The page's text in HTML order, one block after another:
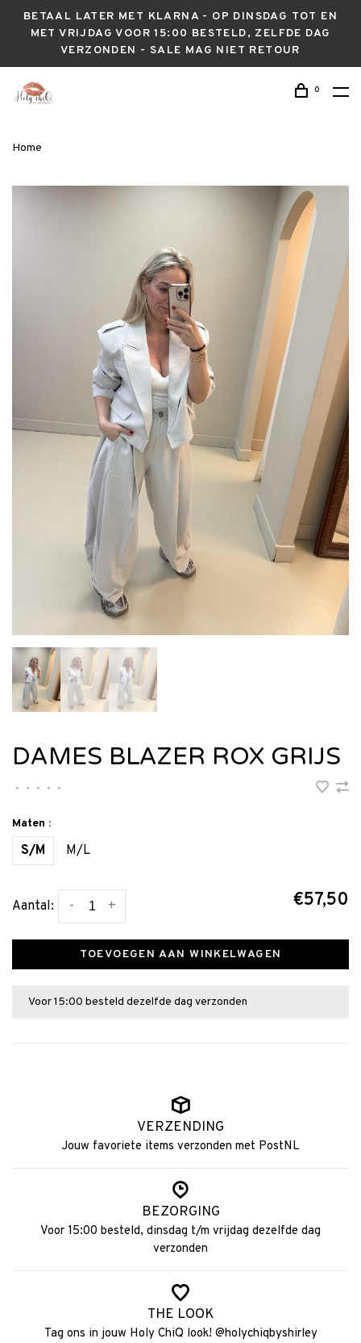
BETAAL LATER MET KLARNA - OP DINSDAG TOT EN
MET VRIJDAG VOOR 15:00 BESTELD, ZELFDE DAG
VERZONDEN - SALE MAG NIET RETOUR
0
Home
DAMES BLAZER ROX GRIJS
• • • • •
Maten :
S/M M/L
Aantal: +
- €57,50
TOEVOEGEN AAN WINKELWAGEN
Voor 15:00 besteld dezelfde dag verzonden
VERZENDING
Jouw favoriete items verzonden met PostNL
BEZORGING
Voor 15:00 besteld, dinsdag t/m vrijdag dezelfde dag
verzonden
THE LOOK
Tag ons in jouw Holy ChiQ look! @holychiqbyshirley